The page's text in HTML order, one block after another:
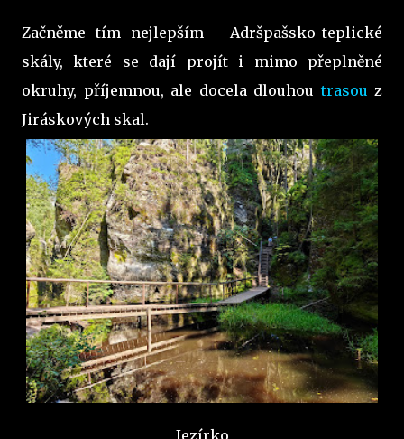
Začněme tím nejlepším - Adršpašsko-teplické
skály, které se dají projít i mimo přeplněné
okruhy, příjemnou, ale docela dlouhoutrasou z
Jiráskových skal.